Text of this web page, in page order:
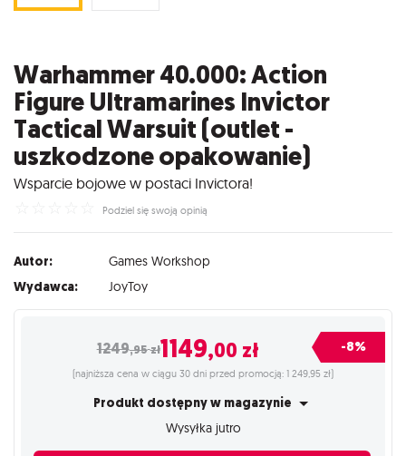
Warhammer 40.000: Action
Figure Ultramarines Invictor
Tactical Warsuit (outlet -
uszkodzone opakowanie)
Wsparcie bojowe w postaci Invictora!
Podziel się swoją opinią
Autor: Games Workshop
Wydawca: JoyToy
1249,95zł1149,00 zł -8%
(najniższa cena w ciągu 30 dni przed promocją: 1 249,95 zł)
Produkt dostępny w magazynie
Wysyłka jutro